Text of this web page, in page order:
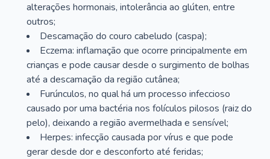
alterações hormonais, intolerância ao glúten, entre
outros;
Descamação do couro cabeludo (caspa);
Eczema: inflamação que ocorre principalmente em
crianças e pode causar desde o surgimento de bolhas
até a descamação da região cutânea;
Furúnculos, no qual há um processo infeccioso
causado por uma bactéria nos folículos pilosos (raiz do
pelo), deixando a região avermelhada e sensível;
Herpes: infecção causada por vírus e que pode
gerar desde dor e desconforto até feridas;